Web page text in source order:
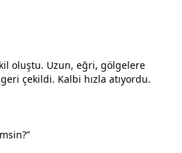
oluştu. Uzun, eğri, gölgelere
çekildi. Kalbi hızla atıyordu.